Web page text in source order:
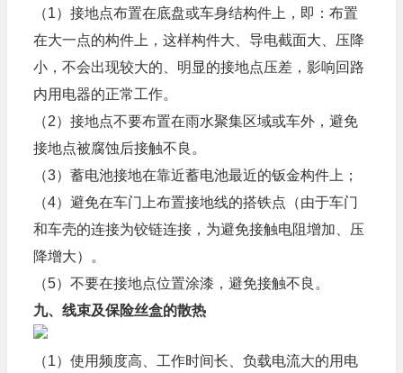
（1）接地点布置在底盘或车身结构件上，即：布置
在大一点的构件上，这样构件大、导电截面大、压降
小，不会出现较大的、明显的接地点压差，影响回路
内用电器的正常工作。
（2）接地点不要布置在雨水聚集区域或车外，避免
接地点被腐蚀后接触不良。
（3）蓄电池接地在靠近蓄电池最近的钣金构件上；
（4）避免在车门上布置接地线的搭铁点（由于车门
和车壳的连接为铰链连接，为避免接触电阻增加、压
降增大）。
（5）不要在接地点位置涂漆，避免接触不良。
九、线束及保险丝盒的散热
（1）使用频度高、工作时间长、负载电流大的用电